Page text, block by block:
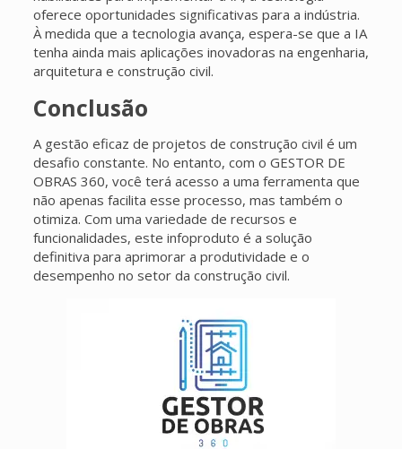
oferece oportunidades significativas para a indústria.
À medida que a tecnologia avança, espera-se que a IA
tenha ainda mais aplicações inovadoras na engenharia,
arquitetura e construção civil.
Conclusão
A gestão eficaz de projetos de construção civil é um
desafio constante. No entanto, com o GESTOR DE
OBRAS 360, você terá acesso a uma ferramenta que
não apenas facilita esse processo, mas também o
otimiza. Com uma variedade de recursos e
funcionalidades, este infoproduto é a solução
definitiva para aprimorar a produtividade e o
desempenho no setor da construção civil.